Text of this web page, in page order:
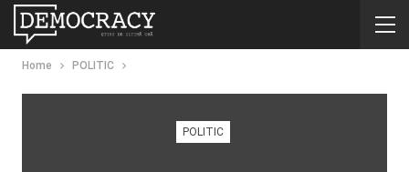
Home POLITIC
POLITIC